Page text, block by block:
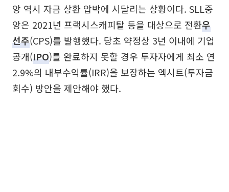
앙 역시 자금 상환 압박에 시달리는 상황이다. SLL중
앙은 2021년 프랙시스캐피탈 등을 대상으로 전환우
선주(CPS)를 발행했다. 당초 약정상 3년 이내에 기업
공개(IPO)를 완료하지 못할 경우 투자자에게 최소 연
2.9%의 내부수익률(IRR)을 보장하는 엑시트(투자금
회수) 방안을 제안해야 했다.